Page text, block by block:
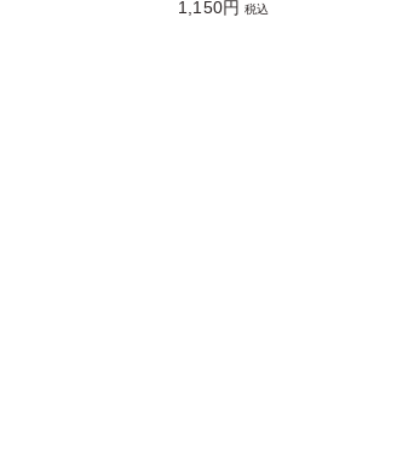
1,150円 税込